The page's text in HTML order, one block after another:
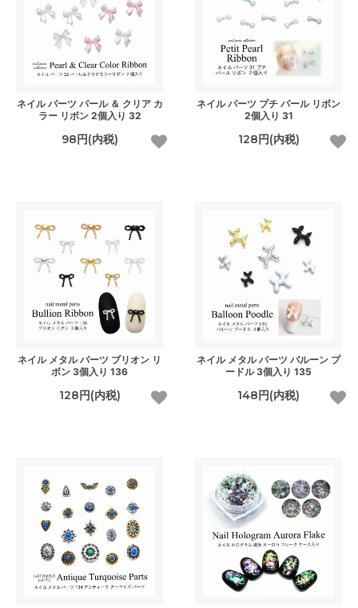
ネイル パーツ パール ＆ クリア カ
ラー リボン 2個入り 32
98円(内税)
ネイル パーツ プチ パール リボン
2個入り 31
128円(内税)
ネイル メタル パーツ ブリオン リ
ボン 3個入り 136
128円(内税)
ネイル メタル パーツ バルーン プ
ードル 3個入り 135
148円(内税)